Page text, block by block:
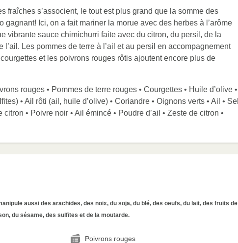
fraîches s’associent, le tout est plus grand que la somme des
gagnant! Ici, on a fait mariner la morue avec des herbes à l’arôme
vibrante sauce chimichurri faite avec du citron, du persil, de la
Les pommes de terre à l’ail et au persil en accompagnement
et les poivrons rouges rôtis ajoutent encore plus de
rouges • Pommes de terre rouges • Courgettes • Huile d’olive •
• Ail rôti (ail, huile d’olive) • Coriandre • Oignons verts • Ail • Sel
• Poivre noir • Ail émincé • Poudre d’ail • Zeste de citron •
aussi des arachides, des noix, du soja, du blé, des oeufs, du lait, des fruits de
du sésame, des sulfites et de la moutarde.
Poivrons rouges